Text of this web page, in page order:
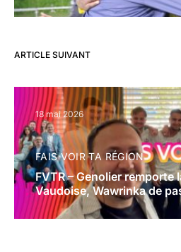
ARTICLE SUIVANT
18 mai 2026
FAIS VOIR TA RÉGION
FVTR – Genolier remporte
Vaudoise, Wawrinka de